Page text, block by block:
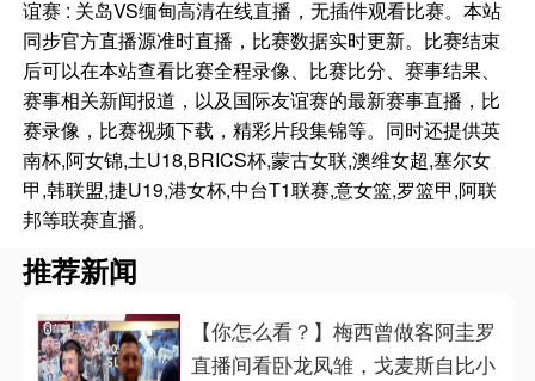
谊赛 : 关岛VS缅甸高清在线直播，无插件观看比赛。本站
同步官方直播源准时直播，比赛数据实时更新。比赛结束
后可以在本站查看比赛全程录像、比赛比分、赛事结果、
赛事相关新闻报道，以及国际友谊赛的最新赛事直播，比
赛录像，比赛视频下载，精彩片段集锦等。同时还提供英
南杯,阿女锦,土U18,BRICS杯,蒙古女联,澳维女超,塞尔女
甲,韩联盟,捷U19,港女杯,中台T1联赛,意女篮,罗篮甲,阿联
邦等联赛直播。
推荐新闻
【你怎么看？】梅西曾做客阿圭罗
直播间看卧龙凤雏，戈麦斯自比小